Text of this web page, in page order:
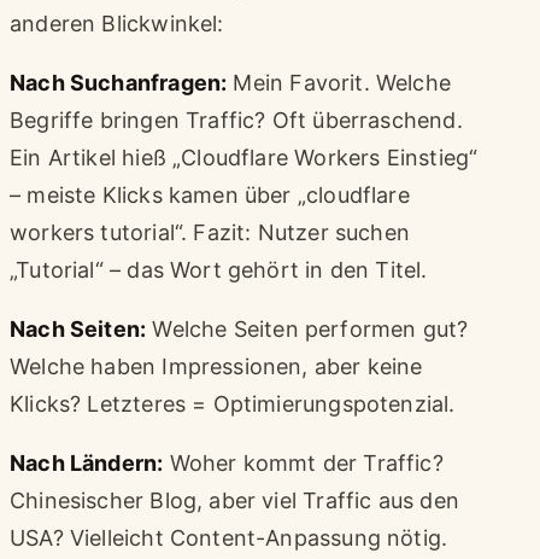
anderen Blickwinkel:
Nach Suchanfragen: Mein Favorit. Welche
Begriffe bringen Traffic? Oft überraschend.
Ein Artikel hieß „Cloudflare Workers Einstieg“
– meiste Klicks kamen über „cloudflare
workers tutorial“. Fazit: Nutzer suchen
„Tutorial“ – das Wort gehört in den Titel.
Nach Seiten: Welche Seiten performen gut?
Welche haben Impressionen, aber keine
Klicks? Letzteres = Optimierungspotenzial.
Nach Ländern: Woher kommt der Traffic?
Chinesischer Blog, aber viel Traffic aus den
USA? Vielleicht Content-Anpassung nötig.